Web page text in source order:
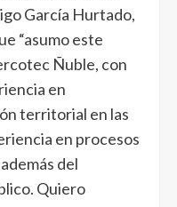
García Hurtado,
“asumo este
Ñuble, con
en
territorial en las
en procesos
del
Quiero